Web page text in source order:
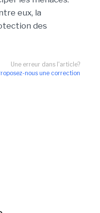
eux, la
des
Une erreur dans l'article?
nous une correction